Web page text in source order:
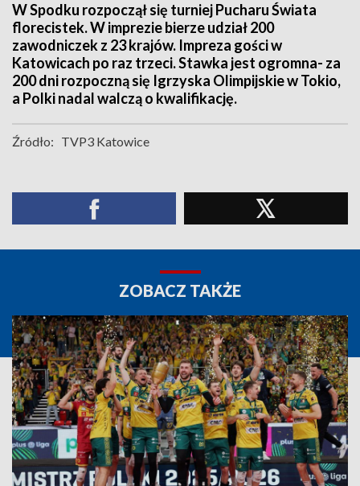
W Spodku rozpoczął się turniej Pucharu Świata
florecistek. W imprezie bierze udział 200
zawodniczek z 23 krajów. Impreza gości w
Katowicach po raz trzeci. Stawka jest ogromna- za
200 dni rozpoczną się Igrzyska Olimpijskie w Tokio,
a Polki nadal walczą o kwalifikację.
Źródło: TVP3 Katowice
ZOBACZ TAKŻE